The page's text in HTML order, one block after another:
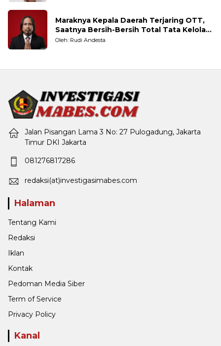
Maraknya Kepala Daerah Terjaring OTT,
Saatnya Bersih-Bersih Total Tata Kelola
Pemerintahan
Oleh: Rudi Andesta
Jalan Pisangan Lama 3 No: 27 Pulogadung, Jakarta
Timur DKI Jakarta
081276817286
redaksi(at)investigasimabes.com
Halaman
Tentang Kami
Redaksi
Iklan
Kontak
Pedoman Media Siber
Term of Service
Privacy Policy
Kanal